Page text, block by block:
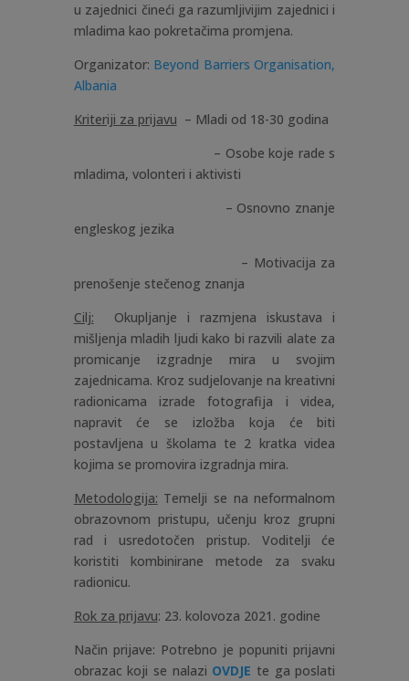
u zajednici čineći ga razumljivijim zajednici i
mladima kao pokretačima promjena.
Organizator: Beyond Barriers Organisation,
Albania
Kriteriji za prijavu – Mladi od 18-30 godina
– Osobe koje rade s
mladima, volonteri i aktivisti
– Osnovno znanje
engleskog jezika
– Motivacija za
prenošenje stečenog znanja
Cilj: Okupljanje i razmjena iskustava i
mišljenja mladih ljudi kako bi razvili alate za
promicanje izgradnje mira u svojim
zajednicama. Kroz sudjelovanje na kreativni
radionicama izrade fotografija i videa,
napravit će se izložba koja će biti
postavljena u školama te 2 kratka videa
kojima se promovira izgradnja mira.
Metodologija: Temelji se na neformalnom
obrazovnom pristupu, učenju kroz grupni
rad i usredotočen pristup. Voditelji će
koristiti kombinirane metode za svaku
radionicu.
Rok za prijavu: 23. kolovoza 2021. godine
Način prijave: Potrebno je popuniti prijavni
obrazac koji se nalazi OVDJE te ga poslati